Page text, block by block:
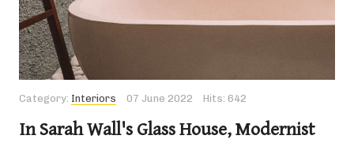
Category: Interiors 07 June 2022 Hits: 642
In Sarah Wall's Glass House, Modernist